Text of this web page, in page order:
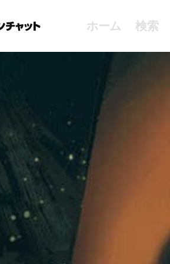
ホーム 検索